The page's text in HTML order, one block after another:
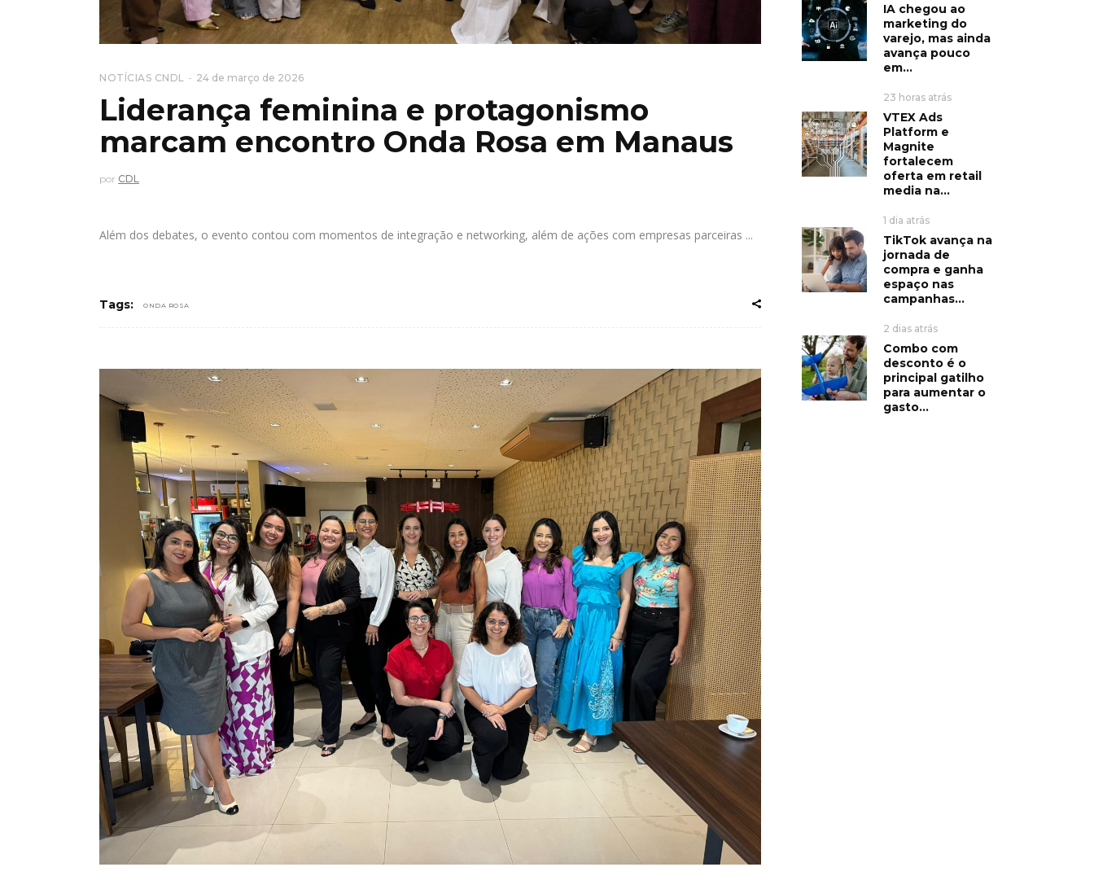
NOTÍCIAS CNDL 24 de março de 2026
Liderança feminina e protagonismo
marcam encontro Onda Rosa em Manaus
por CDL
Além dos debates, o evento contou com momentos de integração e networking, além de ações com empresas parceiras
Tags: ONDA ROSA
IA chegou ao
marketing do
varejo, mas ainda
avança pouco
em...
23 horas atrás
VTEX Ads
Platform e
Magnite
fortalecem
oferta em retail
media na...
1 dia atrás
TikTok avança na
jornada de
compra e ganha
espaço nas
campanhas...
2 dias atrás
Combo com
desconto é o
principal gatilho
para aumentar o
gasto...